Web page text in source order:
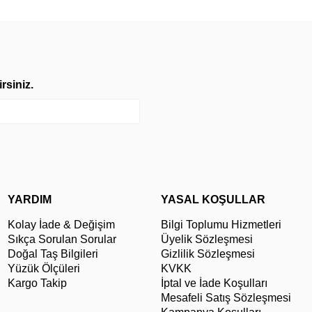
YARDIM
Kolay İade & Değişim
Sıkça Sorulan Sorular
Doğal Taş Bilgileri
Yüzük Ölçüleri
Kargo Takip
YASAL KOŞULLAR
Bilgi Toplumu Hizmetleri
Üyelik Sözleşmesi
Gizlilik Sözleşmesi
KVKK
İptal ve İade Koşulları
Mesafeli Satış Sözleşmesi